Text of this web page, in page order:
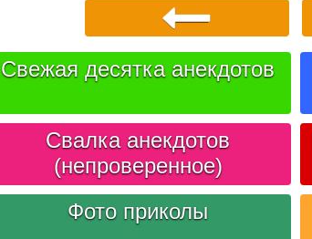
Свежая десятка анекдотов
Свалка анекдотов
(непроверенное)
Фото приколы